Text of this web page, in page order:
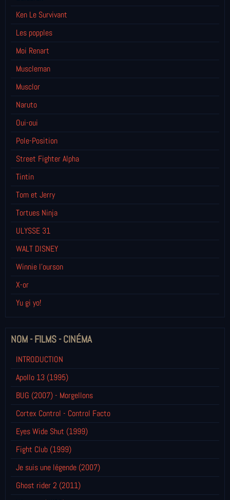
Ken Le Survivant
Les popples
Moi Renart
Muscleman
Musclor
Naruto
Oui-oui
Pole-Position
Street Fighter Alpha
Tintin
Tom et Jerry
Tortues Ninja
ULYSSE 31
WALT DISNEY
Winnie l’ourson
X-or
Yu gi yo!
NOM - FILMS - CINÉMA
INTRODUCTION
Apollo 13 (1995)
BUG (2007) - Morgellons
Cortex Control - Control Facto
Eyes Wide Shut (1999)
Fight Club (1999)
Je suis une légende (2007)
Ghost rider 2 (2011)